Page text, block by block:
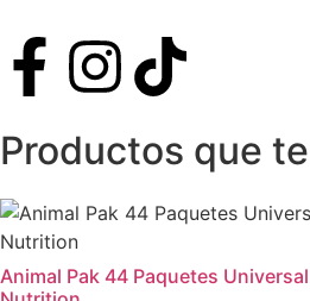
Productos que
Animal Pak 44 Paquetes Universal